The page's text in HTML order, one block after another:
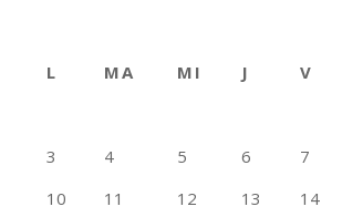
L
MA MI J V
3
4 5 6 7
10
11 12 13 14